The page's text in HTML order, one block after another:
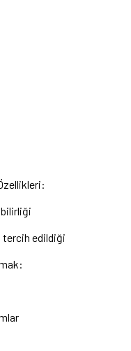
tercih edildiği